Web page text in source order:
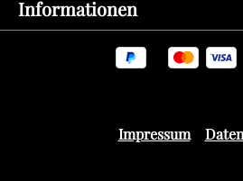
Informationen
Impressum